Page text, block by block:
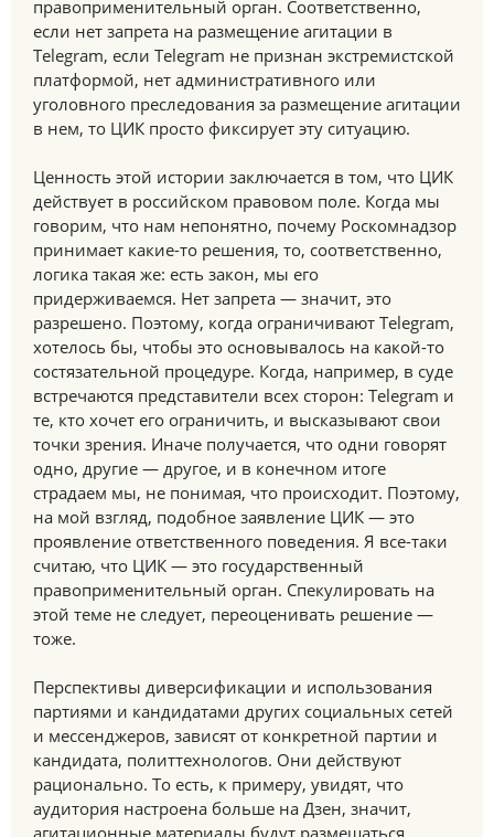
правоприменительный орган. Соответственно,
если нет запрета на размещение агитации в
Telegram, если Telegram не признан экстремистской
платформой, нет административного или
уголовного преследования за размещение агитации
в нем, то ЦИК просто фиксирует эту ситуацию.
Ценность этой истории заключается в том, что ЦИК
действует в российском правовом поле. Когда мы
говорим, что нам непонятно, почему Роскомнадзор
принимает какие-то решения, то, соответственно,
логика такая же: есть закон, мы его
придерживаемся. Нет запрета — значит, это
разрешено. Поэтому, когда ограничивают Telegram,
хотелось бы, чтобы это основывалось на какой-то
состязательной процедуре. Когда, например, в суде
встречаются представители всех сторон: Telegram и
те, кто хочет его ограничить, и высказывают свои
точки зрения. Иначе получается, что одни говорят
одно, другие — другое, и в конечном итоге
страдаем мы, не понимая, что происходит. Поэтому,
на мой взгляд, подобное заявление ЦИК — это
проявление ответственного поведения. Я все-таки
считаю, что ЦИК — это государственный
правоприменительный орган. Спекулировать на
этой теме не следует, переоценивать решение —
тоже.
Перспективы диверсификации и использования
партиями и кандидатами других социальных сетей
и мессенджеров, зависят от конкретной партии и
кандидата, политтехнологов. Они действуют
рационально. То есть, к примеру, увидят, что
аудитория настроена больше на Дзен, значит,
агитационные материалы будут размещаться